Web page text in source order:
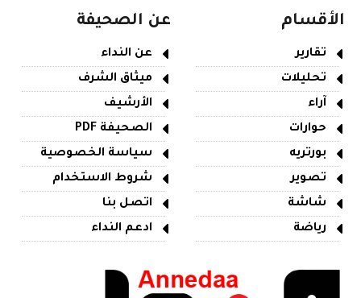
الأقسام
تقارير
تحليلات
آراء
حوارات
بورتريه
تصوير
شاشة
رياضة
عن الصحيفة
عن النداء
ميثاق الشرف
الأرشيف
الصحيفة PDF
سياسة الخصوصية
شروط الاستخدام
اتصل بنا
ادعم النداء